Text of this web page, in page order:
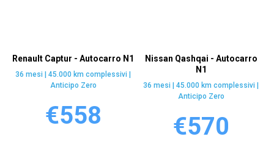
Renault Captur - Autocarro N1
36 mesi | 45.000 km complessivi |
Anticipo Zero
€558
Nissan Qashqai - Autocarro
N1
36 mesi | 45.000 km complessivi |
Anticipo Zero
€570